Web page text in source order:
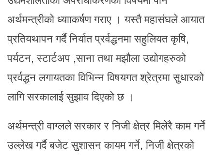
अर्थमन्त्रीको ध्यााकर्षण गराए । यस्तै महासंघले आयात
प्रतियथापन गर्दै निर्यात प्रर्वद्धनमा सहुलियत कृषि,
पर्यटन, स्टार्टअप ,साना तथा मझौला उद्योगहरुको
प्रर्वद्धन लगायतका विभिन्न विषयगत श्रेत्रमा सुधारको
लागि सरकालाई सुझाव दिएको छ ।
अर्थमन्त्री वाग्लले सरकार र निजी क्षेत्र मिलेरै काम गर्ने
उल्लेख गर्दै बजेट सुुशासन कायम गर्ने, निजी क्षेत्रको